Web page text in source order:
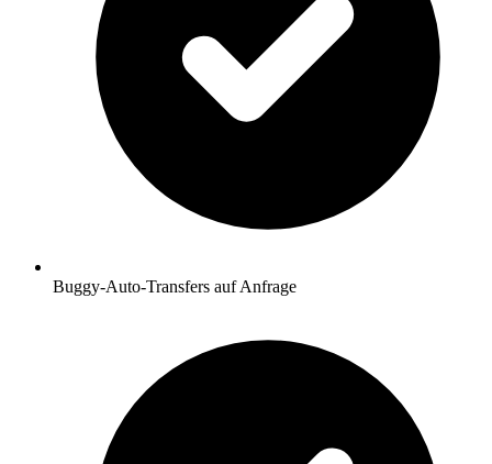
Buggy-Auto-Transfers auf Anfrage